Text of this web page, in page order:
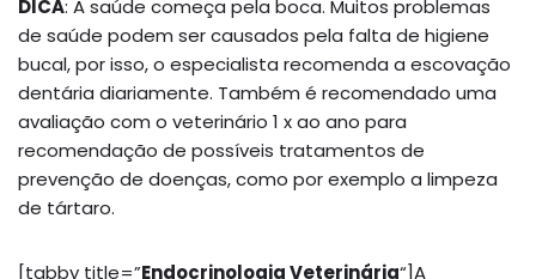
DICA: A saúde começa pela boca. Muitos problemas
de saúde podem ser causados pela falta de higiene
bucal, por isso, o especialista recomenda a escovação
dentária diariamente. Também é recomendado uma
avaliação com o veterinário 1 x ao ano para
recomendação de possíveis tratamentos de
prevenção de doenças, como por exemplo a limpeza
de tártaro.
[tabby title=”Endocrinologia Veterinária“]A